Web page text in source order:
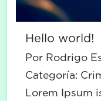
Hello world!
Por Rodrigo
Categoría:
Lorem Ipsum